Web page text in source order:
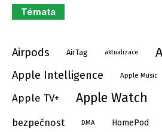
Témata
Airpods AirTag aktualizace
Apple Intelligence Apple Music
Apple TV+ Apple Watch
bezpečnost DMA HomePod